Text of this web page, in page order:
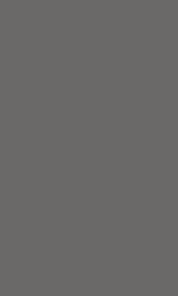
View: How MyVeo Transforms Visualization